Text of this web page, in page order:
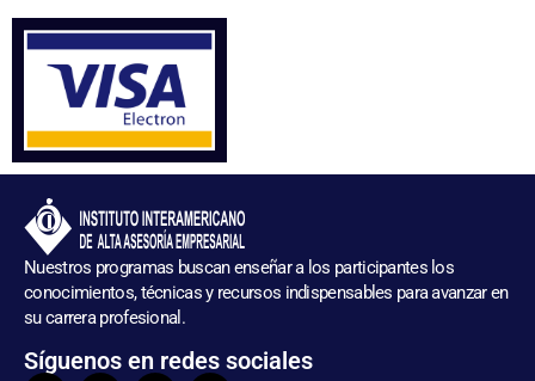
Nuestros programas buscan enseñar a los participantes los
conocimientos, técnicas y recursos indispensables para avanzar en
su carrera profesional.
Síguenos en redes sociales